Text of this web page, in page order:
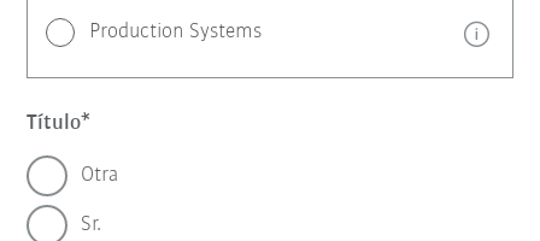
Production Systems
Título
Otra
Sr.